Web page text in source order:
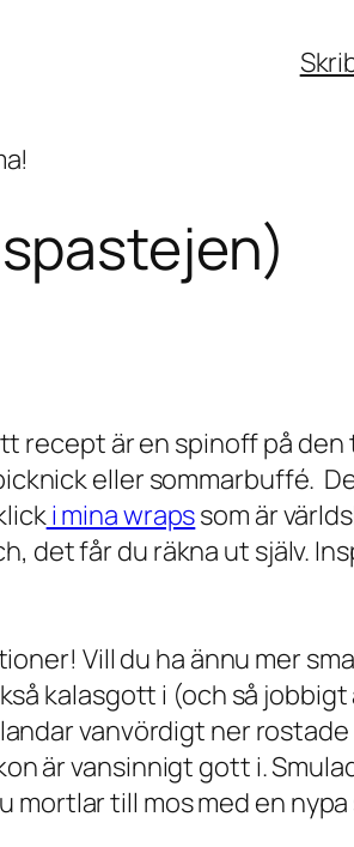
recept är en spinoff på
eller sommarbuffé.
i mina wrapssom är
det får du räkna ut själv.
Vill du ha ännu mer
kalasgott i (och så
vanvördigt ner
är vansinnigt gott i.
mortlar till mos med en